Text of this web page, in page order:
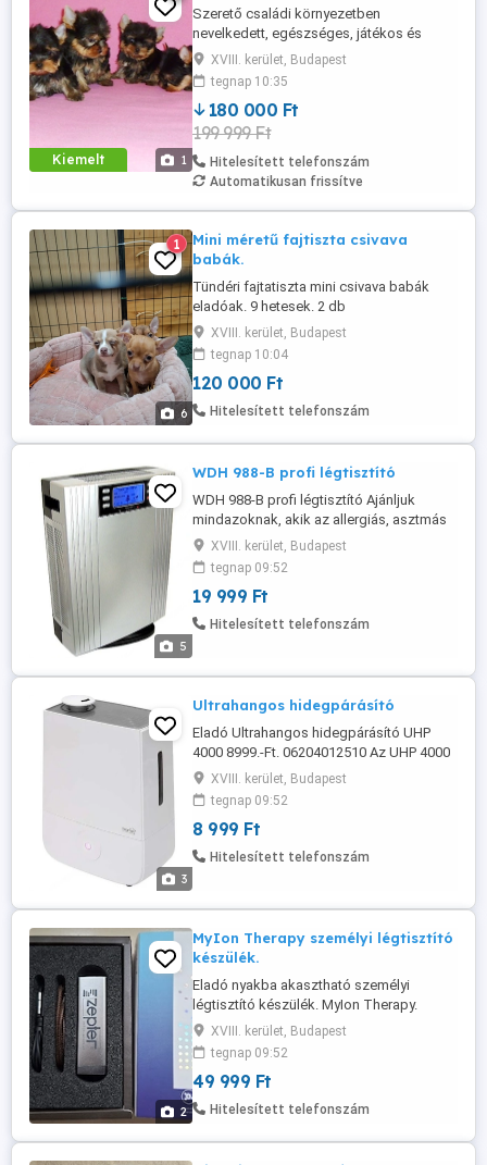
Kiemelt 1
Szerető családi környezetben
nevelkedett, egészséges, játékos és
kiegyensúlyozott Yorkshire terrier kölyök
új, felelősségteljes különböző áron eladó,
gazdáját keresi. A kiskutya: 14 hetes,
korának megfelelő oltásokkal
rendelkezik, mikrochippel ellátott,
rendszeresen féreghajtott jól szocializált.
Kiváló ...
XVIII. kerület, Budapest
tegnap 10:35
180 000 Ft
199 999 Ft
Hitelesített telefonszám
Automatikusan frissítve
6
1
Mini méretű fajtiszta csivava
babák.
Tündéri fajtatiszta mini csivava babák
eladóak. 9 hetesek. 2 db
oltassal.többször féreghajtva lettek.
Regisztrált chipel. Adásvételi
szerződéssel. Bármikor elvihetőek. 2
kisfiu és 1 kislány várja hogy szebbé
tegye az életét. Áruk 120 ezer ft .
tudok segíteni.
XVIII. kerület, Budapest
tegnap 10:04
120 000 Ft
Hitelesített telefonszám
5
WDH 988-B profi légtisztító
WDH 988-B profi légtisztító Ajánljuk
mindazoknak, akik az allergiás, asztmás
tüneteiket szeretnék enyhíteni, és, akik
tisztább, egészségesebb levegőt
szeretnének otthonukban. Jó szolgálatot
tesz a levegőtisztító azoknak is, akik
gyakran betegeskednek, akik szmogos,
XVIII. kerület, Budapest
tegnap 09:52
19 999 Ft
Hitelesített telefonszám
3
Ultrahangos hidegpárásító
Eladó Ultrahangos hidegpárásító UHP
4000 8999.-Ft. 06204012510 Az UHP 4000
Ultrahangos hidegpárásító készülék
letisztult kivitelének köszönhetően akár a
lakás dísze is lehet. A víztartály
kapacitása 4 liter, amennyiben ez kiürül, a
készülék kikapcsol. Párásítási
XVIII. kerület, Budapest
tegnap 09:52
8 999 Ft
Hitelesített telefonszám
2
MyIon Therapy személyi légtisztító
készülék.
Eladó nyakba akasztható személyi
légtisztító készülék. MyIon Therapy.
49999.-Ft. 06204012510 Lélegezz
tisztább, egészségesebb levegőt,
bármerre is jársz! Hiszen nyakpánttal
észrevétlenül viselheted bárhol. Akár után,
bevásárláskor, kórházi látogatás során
XVIII. kerület, Budapest
tegnap 09:52
49 999 Ft
Hitelesített telefonszám